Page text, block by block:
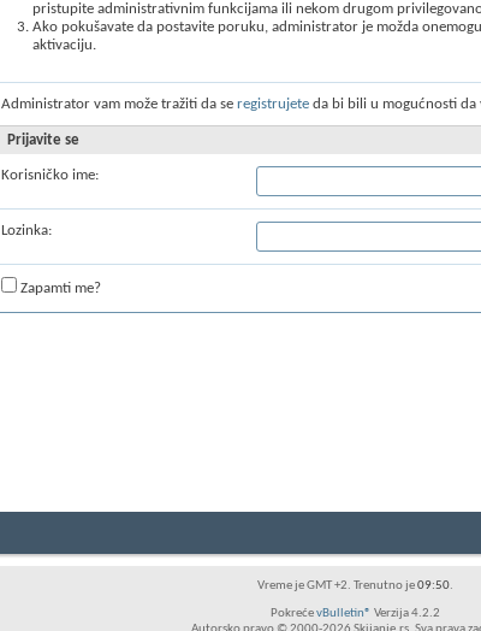
pristupite administrativnim funkcijama ili nekom drugom
Ako pokušavate da postavite poruku, administrator je možda
aktivaciju.
Administrator vam može tražiti da se registrujete da bi bili u mogućnosti
Prijavite se
Korisničko ime:
Lozinka:
Zapamti me?
Vreme je GMT +2. Trenutno je09:50.
PokrećevBulletin® Verzija 4.2.2